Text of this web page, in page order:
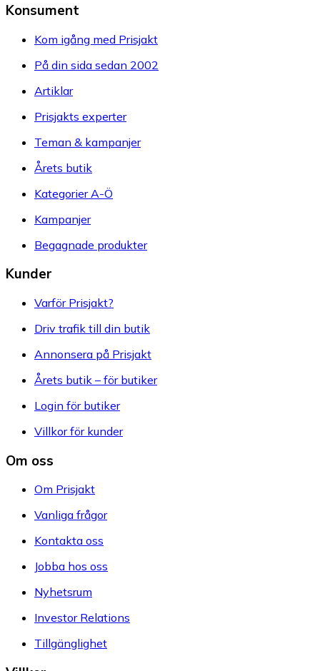
Konsument
Kom igång med Prisjakt
På din sida sedan 2002
Artiklar
Prisjakts experter
Teman & kampanjer
Årets butik
Kategorier A-Ö
Kampanjer
Begagnade produkter
Kunder
Varför Prisjakt?
Driv trafik till din butik
Annonsera på Prisjakt
Årets butik – för butiker
Login för butiker
Villkor för kunder
Om oss
Om Prisjakt
Vanliga frågor
Kontakta oss
Jobba hos oss
Nyhetsrum
Investor Relations
Tillgänglighet